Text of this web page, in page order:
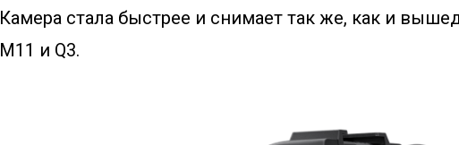
Камера стала быстрее и снимает так же, как и
M11 и Q3.